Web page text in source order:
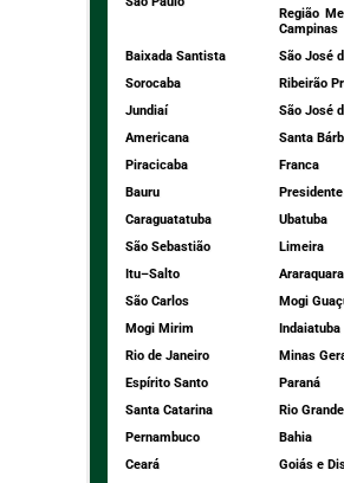
Região
Campinas
Baixada Santista
São José
Sorocaba
Ribeirão
Jundiaí
São José
Americana
Santa
Piracicaba
Franca
Bauru
Caraguatatuba
Ubatuba
São Sebastião
Limeira
Itu–Salto
Araraquara
São Carlos
Mogi
Mogi Mirim
Indaiatuba
Rio de Janeiro
Minas
Espírito Santo
Paraná
Santa Catarina
Rio
Pernambuco
Bahia
Ceará
Goiás e